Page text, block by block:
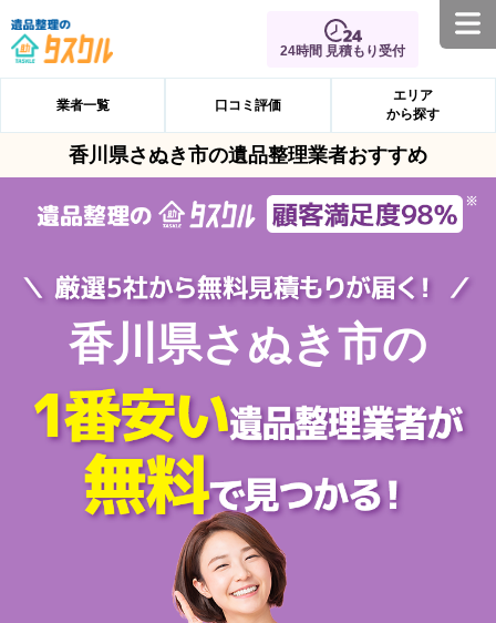
24時間 見積もり受付
業者一覧 口コミ評価
エリア
から探す
香川県さぬき市の遺品整理業者おすすめ
香川県さぬき市の